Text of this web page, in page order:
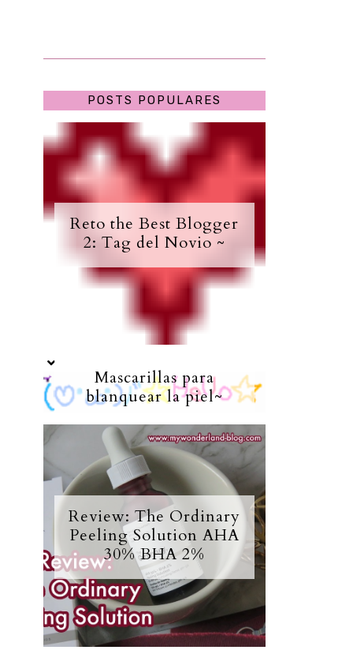
POSTS POPULARES
Reto the Best Blogger
2: Tag del Novio ~
Mascarillas para
blanquear la piel~
Review: The Ordinary
Peeling Solution AHA
30% BHA 2%